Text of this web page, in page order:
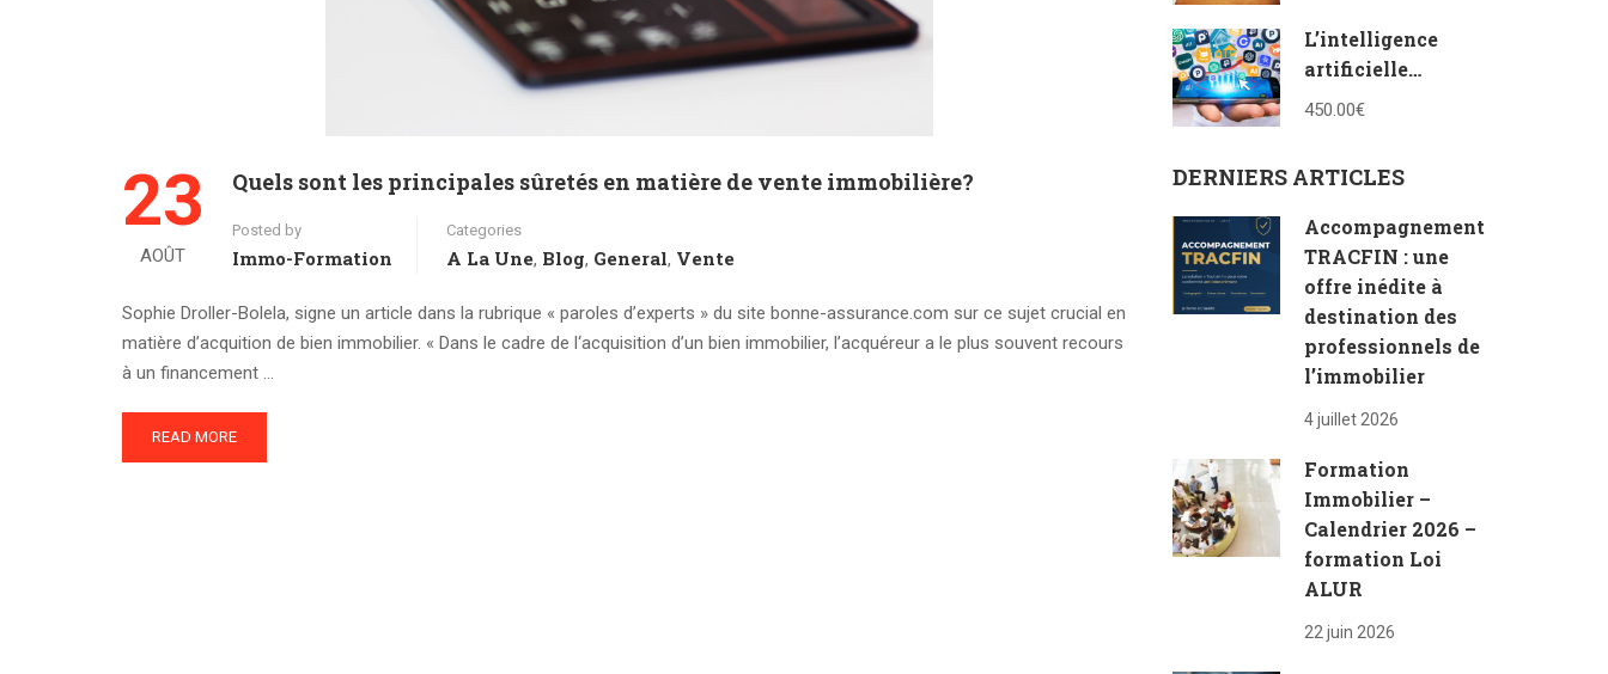
23
AOÛT
Quels sont les principales sûretés en matière de vente immobilière?
Posted by
Immo-Formation
Categories
A La Une, Blog, General, Vente
Sophie Droller-Bolela, signe un article dans la rubrique « paroles d’experts » du site bonne-assurance.com sur ce sujet crucial en
matière d’acquition de bien immobilier. « Dans le cadre de l‘acquisition d’un bien immobilier, l’acquéreur a le plus souvent recours
à un financement …
READ MORE
L’intelligence
artificielle
appliquée à
450.00€
DERNIERS ARTICLES
Accompagnement
TRACFIN : une
offre inédite à
destination des
professionnels de
l’immobilier
4 juillet 2026
Formation
Immobilier –
Calendrier 2026 –
formation Loi
ALUR
22 juin 2026